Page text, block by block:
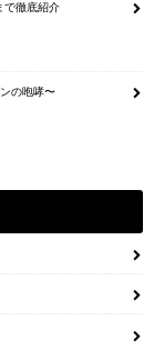
で徹底紹介
の咆哮〜